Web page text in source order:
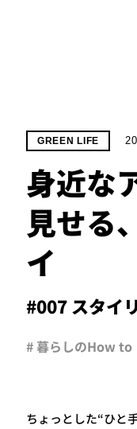
GREEN LIFE
身近な
見せる
イ
#007 スタイ
# 暮らしのHow to
ちょっとした“ひと